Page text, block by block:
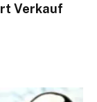
Verkauf